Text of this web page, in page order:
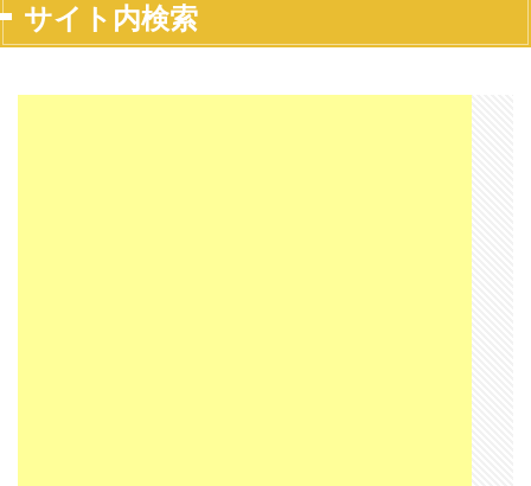
サイト内検索